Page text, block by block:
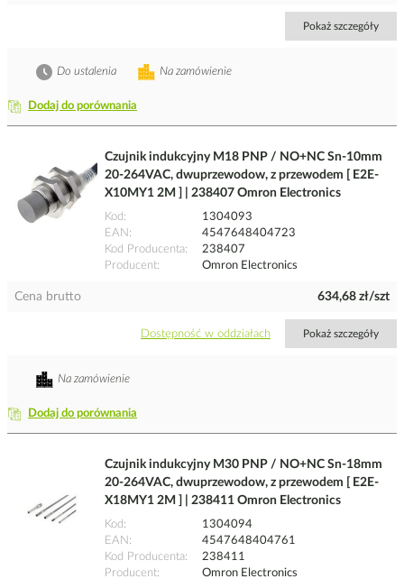
Pokaż szczegóły
Dodaj do porównania
Na zamówienie
Do ustalenia
Czujnik indukcyjny M18 PNP / NO+NC Sn-10mm
20-264VAC, dwuprzewodow, z przewodem [ E2E-
X10MY1 2M ] | 238407 Omron Electronics
Kod
1304093
EAN
4547648404723
Kod Producenta
238407
Producent
Omron Electronics
Cena brutto 634,68 zł/szt
Dostępność w oddziałach Pokaż szczegóły
Dodaj do porównania
Na zamówienie
Czujnik indukcyjny M30 PNP / NO+NC Sn-18mm
20-264VAC, dwuprzewodow, z przewodem [ E2E-
X18MY1 2M ] | 238411 Omron Electronics
Kod
1304094
EAN
4547648404761
Kod Producenta
238411
Producent
Omron Electronics